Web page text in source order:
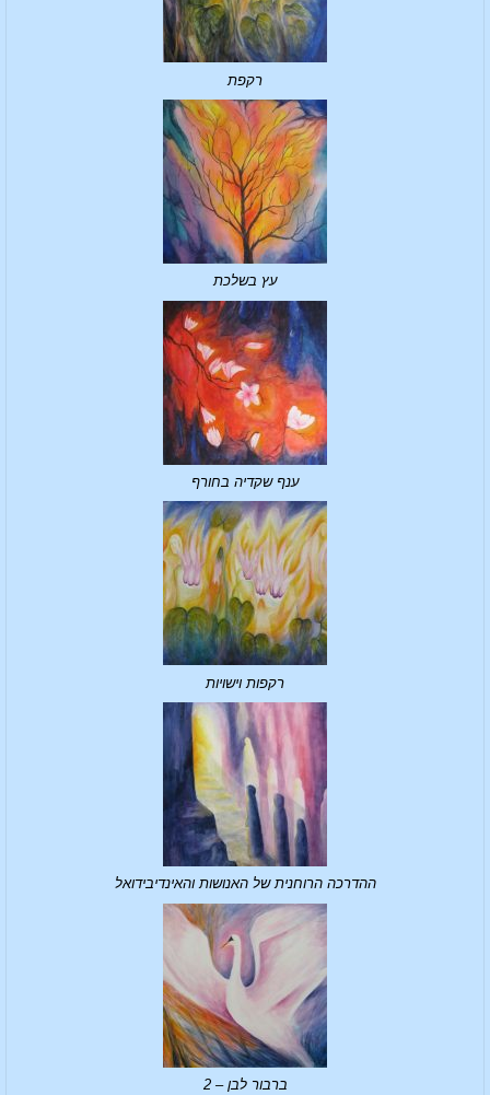
רקפת
עץ בשלכת
ענף שקדיה בחורף
רקפות וישויות
ההדרכה הרוחנית של האנושות והאינדיבידואל
ברבור לבן – 2